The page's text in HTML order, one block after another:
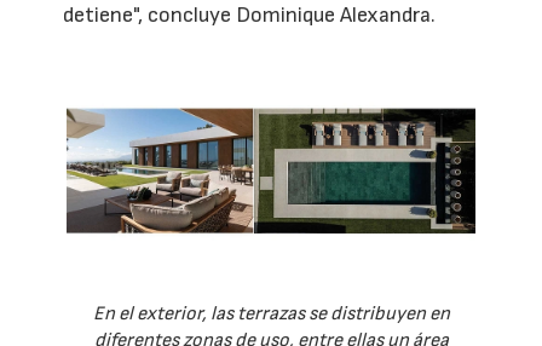
detiene", concluye Dominique Alexandra.
En el exterior, las terrazas se distribuyen en
diferentes zonas de uso, entre ellas un área